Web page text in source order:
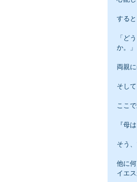
する
「ど
か。」
両親
そし
ここ
『母
そう
他に
イエ